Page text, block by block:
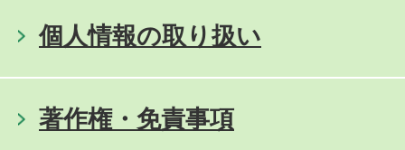
個人情報の取り扱い
著作権・免責事項